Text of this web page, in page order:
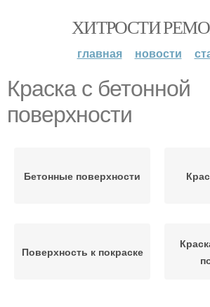
ХИТРОСТИ
главная новости
Краска с бетонной
поверхности
Бетонные поверхности
Поверхность к покраске